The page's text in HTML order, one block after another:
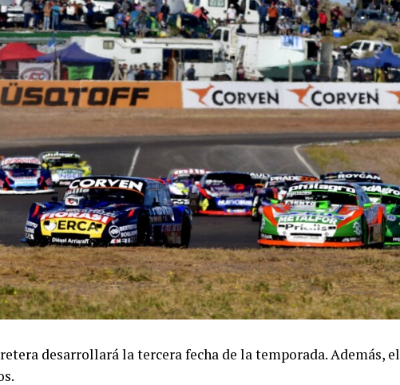
desarrollará la tercera fecha de la temporada. Además, el